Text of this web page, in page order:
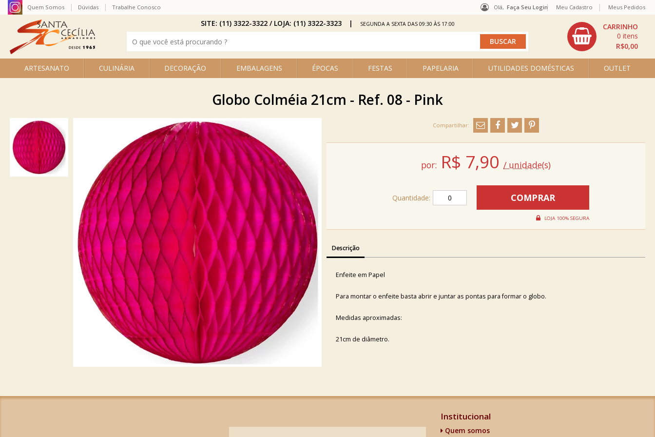
Olá, Faça Seu Login
ARTESANATO CULINÁRIA DECORAÇÃO EMBALAGENS ÉPOCAS FESTAS PAPELARIA UTILIDADES DOMÉSTICAS OUTLET
R$0,00
0
Quem Somos Dúvidas Trabalhe Conosco Meu Cadastro Meus Pedidos
SITE: (11) 3322-3322 / LOJA: (11) 3322-3323 SEGUNDA A SEXTA DAS 09:30 ÀS 17:00
Globo Colméia 21cm - Ref. 08 - Pink
por: R$ 7,90 / unidade(s)
Quantidade:
Descrição
Enfeite em Papel
Para montar o enfeite basta abrir e juntar as pontas para formar o globo.
Medidas aproximadas:
21cm de diâmetro.
Institucional
Quem somos